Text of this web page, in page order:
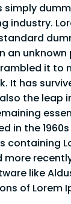
simply
industry.
an
it to
It has
the leap
in the
containing
more
like
of Lorem